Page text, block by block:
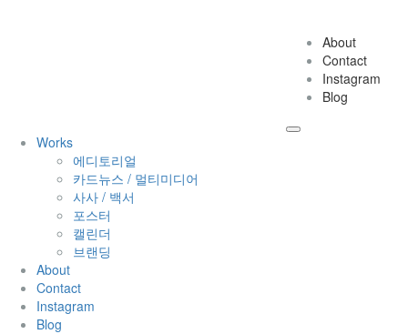
About
Contact
Instagram
Blog
Works
에디토리얼
카드뉴스 / 멀티미디어
사사 / 백서
포스터
캘린더
브랜딩
About
Contact
Instagram
Blog